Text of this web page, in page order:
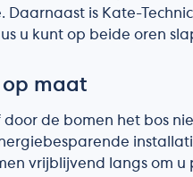
Daarnaast is Kate-
u kunt op beide oren
op maat
door de bomen het bos
vrijblijvend langs om